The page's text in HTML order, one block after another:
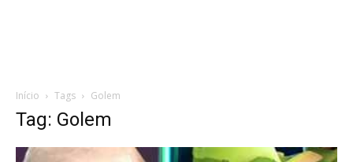
Início Tags Golem
Tag: Golem